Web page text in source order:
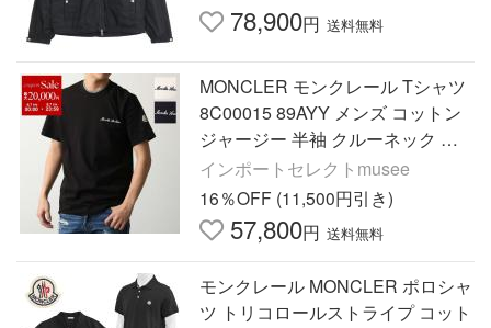
78,900円 送料無料
MONCLER モンクレール Tシャツ
8C00015 89AYY メンズ コットン
ジャージー 半袖 クルーネック 刺
繍ロゴ カットソー リブ L10918C0
001589AYY999
インポートセレクトmusee
16％OFF (11,500円引き)
57,800円 送料無料
モンクレール MONCLER ポロシャ
ツ トリコロールストライプ コット